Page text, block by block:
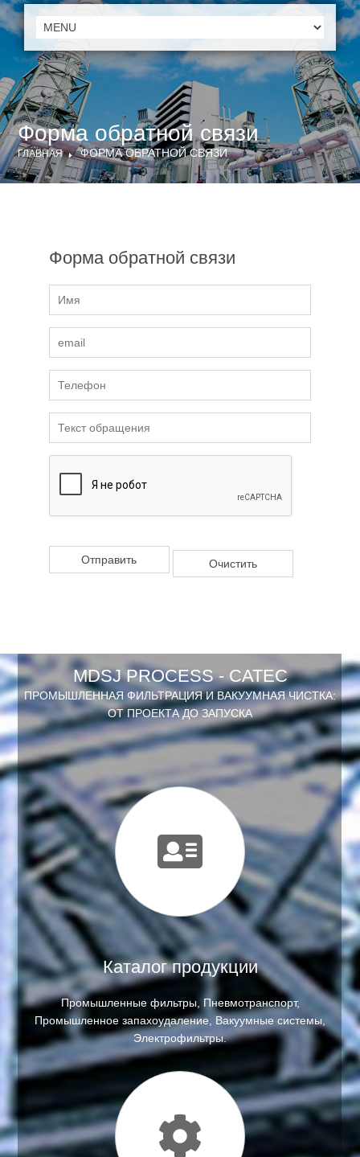
Форма обратной связи
ГЛАВНАЯ ФОРМА ОБРАТНОЙ СВЯЗИ
Форма обратной связи
MDSJ PROCESS - САТЕС
ПРОМЫШЛЕННАЯ ФИЛЬТРАЦИЯ И ВАКУУМНАЯ ЧИСТКА:
ОТ ПРОЕКТА ДО ЗАПУСКА
Каталог продукции
Промышленные фильтры, Пневмотранспорт,
Промышленное запахоудаление, Вакуумные системы,
Электрофильтры.